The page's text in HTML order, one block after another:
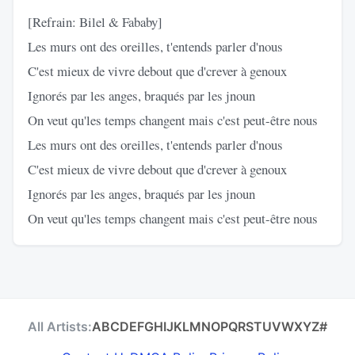
[Refrain: Bilel & Fababy]
Les murs ont des oreilles, t'entends parler d'nous
C'est mieux de vivre debout que d'crever à genoux
Ignorés par les anges, braqués par les jnoun
On veut qu'les temps changent mais c'est peut-être nous
Les murs ont des oreilles, t'entends parler d'nous
C'est mieux de vivre debout que d'crever à genoux
Ignorés par les anges, braqués par les jnoun
On veut qu'les temps changent mais c'est peut-être nous
All Artists:ABCDEFGHIJKLMNOPQRSTUVWXYZ#